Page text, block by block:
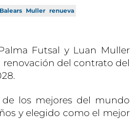
Balears Muller renueva
Futsal y Luan Muller
renovación del contrato del
los mejores del mundo
y elegido como el mejor